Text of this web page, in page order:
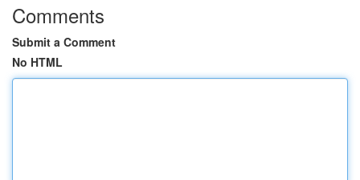
Comments
Submit a Comment
No HTML